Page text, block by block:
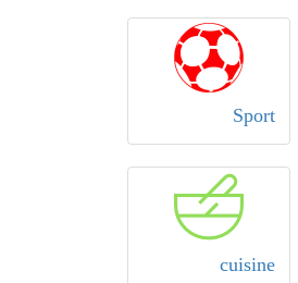
Sport
cuisine